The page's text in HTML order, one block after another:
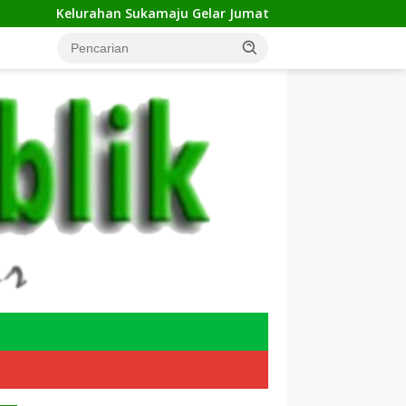
Sukamaju Gelar Jumat Bersih di RW 23, Warga